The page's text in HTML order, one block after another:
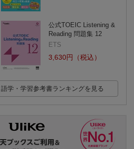
公式TOEIC Listening &
Reading 問題集 12
ETS
3,630円（税込）
語学・学習参考書ランキングを見る